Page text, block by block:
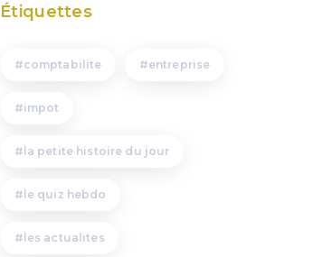
Étiquettes
comptabilite entreprise
impot
la petite histoire du jour
le quiz hebdo
les actualites